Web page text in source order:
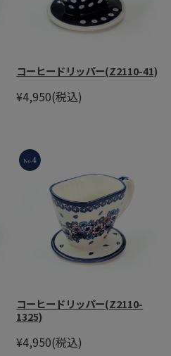
コーヒードリッパー(Z2110-41)
¥4,950(税込)
コーヒードリッパー(Z2110-
1325)
¥4,950(税込)